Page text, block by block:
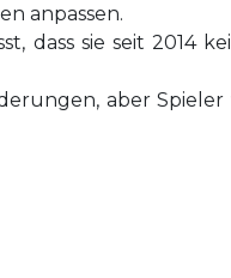
anpassen.
dass sie seit 2014
aber Spieler